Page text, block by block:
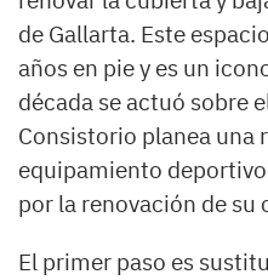
de Gallarta. Este
años en pie y es un
década se actuó sobre
Consistorio planea una
equipamiento
por la renovación de su
El primer paso es